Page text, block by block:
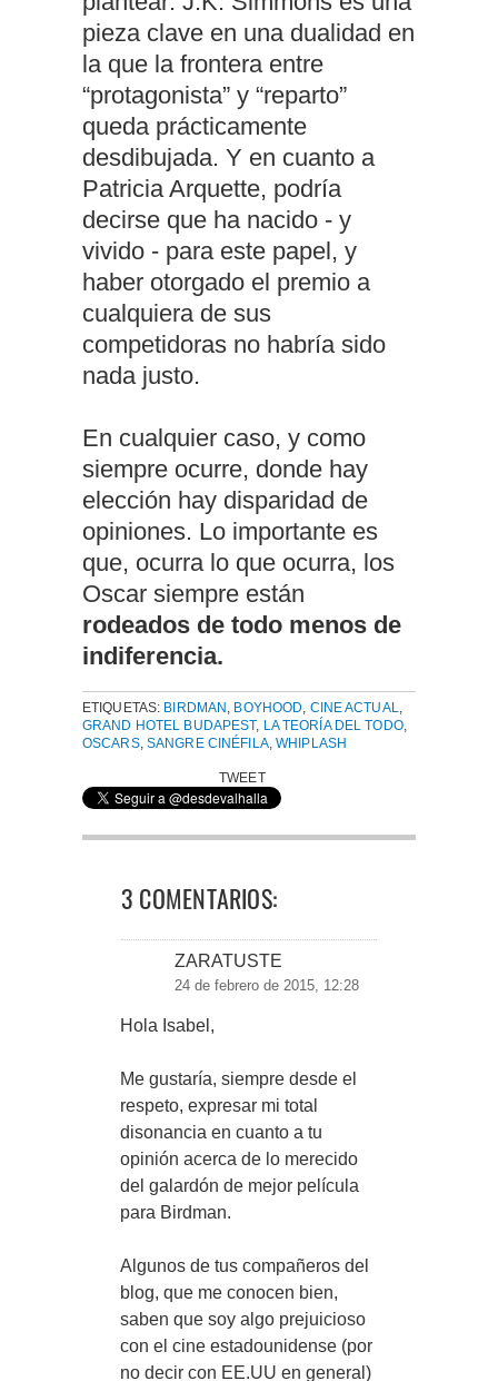
pieza clave en una dualidad en
la que la frontera entre
“protagonista” y “reparto”
queda prácticamente
desdibujada. Y en cuanto a
Patricia Arquette, podría
decirse que ha nacido - y
vivido - para este papel, y
haber otorgado el premio a
cualquiera de sus
competidoras no habría sido
nada justo.
En cualquier caso, y como
siempre ocurre, donde hay
elección hay disparidad de
opiniones. Lo importante es
que, ocurra lo que ocurra, los
Oscar siempre están
rodeados de todo menos de
indiferencia.
ETIQUETAS: BIRDMAN BOYHOOD CINE ACTUAL
GRAND HOTEL BUDAPEST, LA TEORÍA DEL TODO,
OSCARS, SANGRE CINÉFILA,WHIPLASH
TWEET
3 COMENTARIOS:
ZARATUSTE
24 de febrero de 2015, 12:28
Hola Isabel,
Me gustaría, siempre desde el
respeto, expresar mi total
disonancia en cuanto a tu
opinión acerca de lo merecido
del galardón de mejor película
para Birdman.
Algunos de tus compañeros del
blog, que me conocen bien,
saben que soy algo prejuicioso
con el cine estadounidense (por
no decir con EE.UU en general)